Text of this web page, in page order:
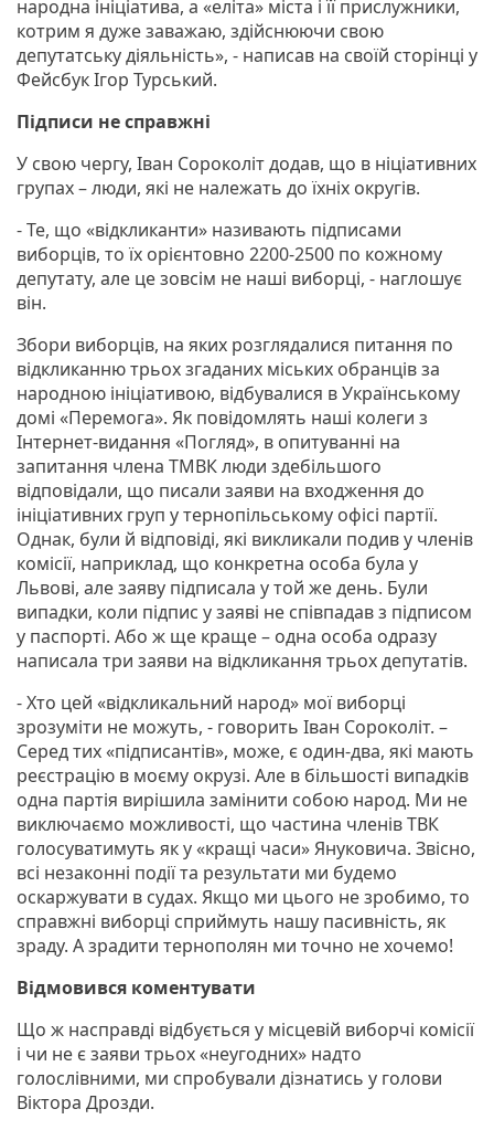
народна ініціатива, а «еліта» міста і її прислужники,
котрим я дуже заважаю, здійснюючи свою
депутатську діяльність», - написав на своїй сторінці у
Фейсбук Ігор Турський.
Підписи не справжні
У свою чергу, Іван Сороколіт додав, що в ніціативних
групах – люди, які не належать до їхніх округів.
- Те, що «відкликанти» називають підписами
виборців, то їх орієнтовно 2200-2500 по кожному
депутату, але це зовсім не наші виборці, - наглошує
він.
Збори виборців, на яких розглядалися питання по
відкликанню трьох згаданих міських обранців за
народною ініціативою, відбувалися в Українському
домі «Перемога». Як повідомлять наші колеги з
Інтернет-видання «Погляд», в опитуванні на
запитання члена ТМВК люди здебільшого
відповідали, що писали заяви на входження до
ініціативних груп у тернопільському офісі партії.
Однак, були й відповіді, які викликали подив у членів
комісії, наприклад, що конкретна особа була у
Львові, але заяву підписала у той же день. Були
випадки, коли підпис у заяві не співпадав з підписом
у паспорті. Або ж ще краще – одна особа одразу
написала три заяви на відкликання трьох депутатів.
- Хто цей «відкликальний народ» мої виборці
зрозуміти не можуть, - говорить Іван Сороколіт. –
Серед тих «підписантів», може, є один-два, які мають
реєстрацію в моєму окрузі. Але в більшості випадків
одна партія вирішила замінити собою народ. Ми не
виключаємо можливості, що частина членів ТВК
голосуватимуть як у «кращі часи» Януковича. Звісно,
всі незаконні події та результати ми будемо
оскаржувати в судах. Якщо ми цього не зробимо, то
справжні виборці сприймуть нашу пасивність, як
зраду. А зрадити тернополян ми точно не хочемо!
Відмовився коментувати
Що ж насправді відбується у місцевій виборчі комісії
і чи не є заяви трьох «неугодних» надто
голослівними, ми спробували дізнатись у голови
Віктора Дрозди.